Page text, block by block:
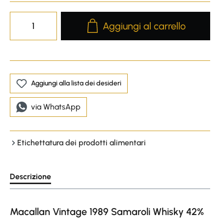
Product Quantity: Enter the
Aggiungi al carrello
Aggiungi alla lista dei desideri
via WhatsApp
Etichettatura dei prodotti alimentari
Descrizione
Macallan Vintage 1989 Samaroli Whisky 42%